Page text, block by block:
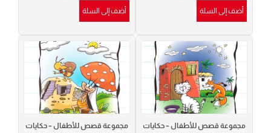
أضف إلى السلة أضف إلى السلة
مجموعة قصص للأطفال – حكايات
مجموعة قصص للأطفال – حكايات